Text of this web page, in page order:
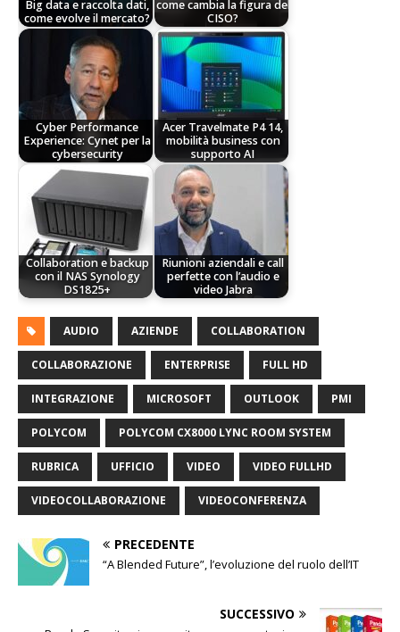
Big data e raccolta dati,
come evolve il mercato?
come cambia la figura del
CISO?
Cyber Performance
Experience: Cynet per la
cybersecurity
Acer Travelmate P4 14,
mobilità business con
supporto AI
Collaboration e backup
con il NAS Synology
DS1825+
Riunioni aziendali e call
perfette con l’audio e
video Jabra
AUDIO AZIENDE COLLABORATION
COLLABORAZIONE ENTERPRISE FULL HD
INTEGRAZIONE MICROSOFT OUTLOOK PMI
POLYCOM POLYCOM CX8000 LYNC ROOM SYSTEM
RUBRICA UFFICIO VIDEO VIDEO FULLHD
VIDEOCOLLABORAZIONE VIDEOCONFERENZA
PRECEDENTE
“A Blended Future”, l’evoluzione del ruolo dell’IT
SUCCESSIVO